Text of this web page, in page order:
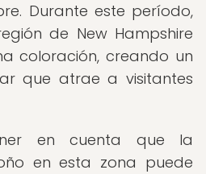
Durante este período,
de New Hampshire
coloración, creando un
que atrae a visitantes
en cuenta que la
en esta zona puede